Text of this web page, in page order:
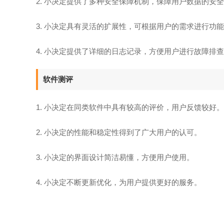
3. 小决定具有灵活的扩展性，可根据用户的需求进行功能
4. 小决定提供了详细的日志记录，方便用户进行故障排查
软件测评
1. 小决定在同类软件中具有较高的评价，用户反馈较好。
2. 小决定的性能和稳定性得到了广大用户的认可。
3. 小决定的界面设计简洁易懂，方便用户使用。
4. 小决定不断更新优化，为用户提供更好的服务。